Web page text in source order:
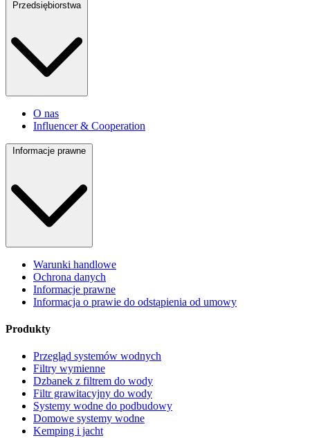
Przedsiębiorstwa
O nas
Influencer & Cooperation
Informacje prawne
Warunki handlowe
Ochrona danych
Informacje prawne
Informacja o prawie do odstąpienia od umowy
Produkty
Przegląd systemów wodnych
Filtry wymienne
Dzbanek z filtrem do wody
Filtr grawitacyjny do wody
Systemy wodne do podbudowy
Domowe systemy wodne
Kemping i jacht